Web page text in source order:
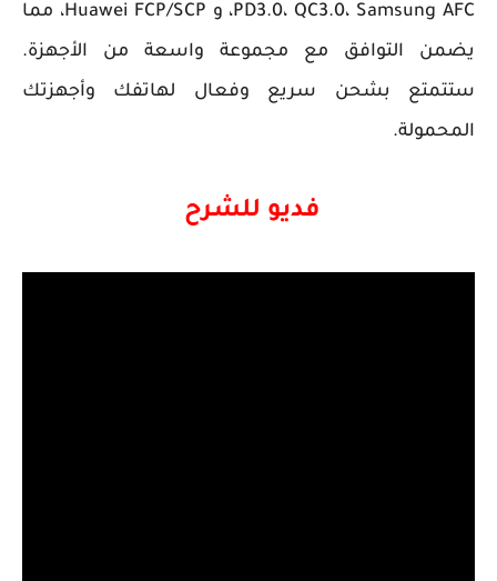
PD3.0، QC3.0، Samsung AFC، و Huawei FCP/SCP، مما
يضمن التوافق مع مجموعة واسعة من الأجهزة.
ستتمتع بشحن سريع وفعال لهاتفك وأجهزتك
المحمولة.
فديو للشرح